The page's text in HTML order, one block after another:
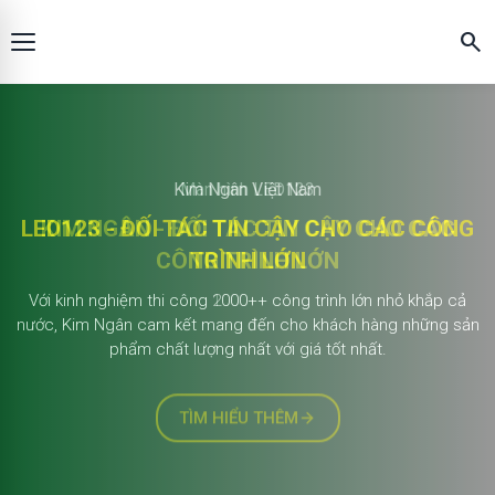
search
Màn hình LED123
KIM NGÂN - ĐỐI TÁC TIN CẬY CHO CÁC
CÔNG TRÌNH LỚN
Với kinh nghiệm thi công 1000++ công trình lớn nhỏ khắp cả
nước, Kim Ngân cam kết mang đến cho khách hàng những sản
phẩm chất lượng nhất với giá tốt nhất.
TÌM HIỂU THÊM